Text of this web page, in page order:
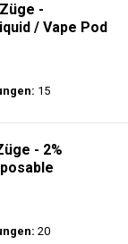
-
/ Vape Pod
15
- 2%
20